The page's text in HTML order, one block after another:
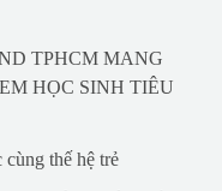
TPHCM MANG
HỌC SINH TIÊU
thế hệ trẻ